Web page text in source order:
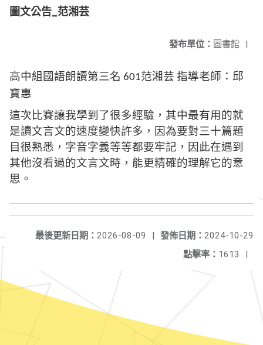
圖文公告_范湘芸
發布單位： 圖書館 |
高中組國語朗讀第三名 601范湘芸 指導老師：邱
寶惠
這次比賽讓我學到了很多經驗，其中最有用的就
是讀文言文的速度變快許多，因為要對三十篇題
目很熟悉，字音字義等等都要牢記，因此在遇到
其他沒看過的文言文時，能更精確的理解它的意
思。
發佈日期： 2024-10-29
最後更新日期： 2026-08-09
|
點擊率： 1613 |